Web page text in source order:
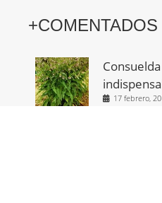
+COMENTADOS
17 febrero,